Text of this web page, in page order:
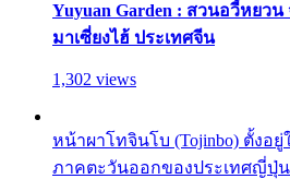
Yuyuan Garden : สวนอวี้หยว
มาเซี่ยงไฮ้ ประเทศจีน
1,302 views
หน้าผาโทจินโบ (Tojinbo) ตั้งอ
ภาคตะวันออกของประเทศญี่ปุ่